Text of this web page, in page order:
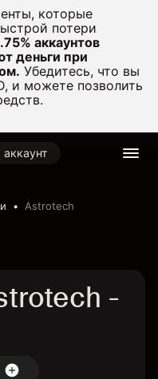
которые
потери
аккаунтов
деньги при
Убедитесь, что вы
и можете позволить
Astrotech
-